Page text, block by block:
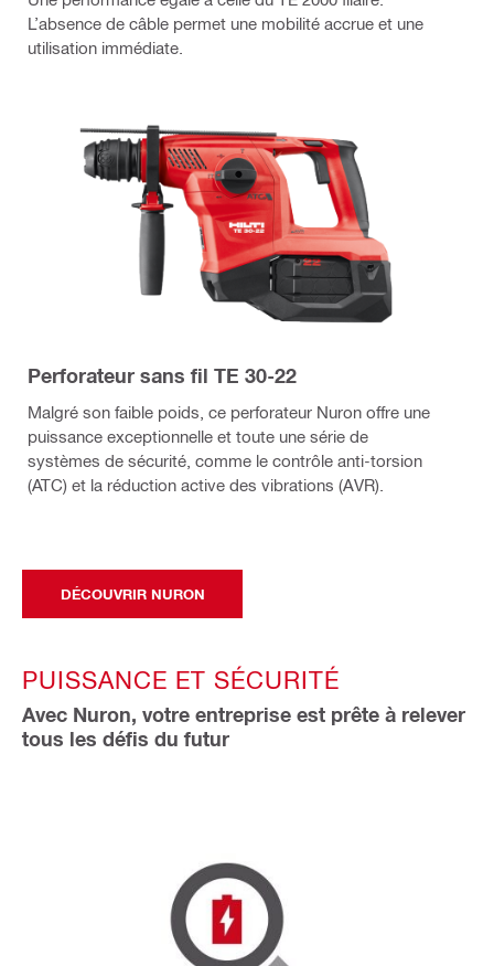
L’absence de câble permet une mobilité accrue et une
utilisation immédiate.
Perforateur sans fil TE 30-22
Malgré son faible poids, ce perforateur Nuron offre une
puissance exceptionnelle et toute une série de
systèmes de sécurité, comme le contrôle anti-torsion
(ATC) et la réduction active des vibrations (AVR).
DÉCOUVRIR NURON
PUISSANCE ET SÉCURITÉ
Avec Nuron, votre entreprise est prête à relever
tous les défis du futur